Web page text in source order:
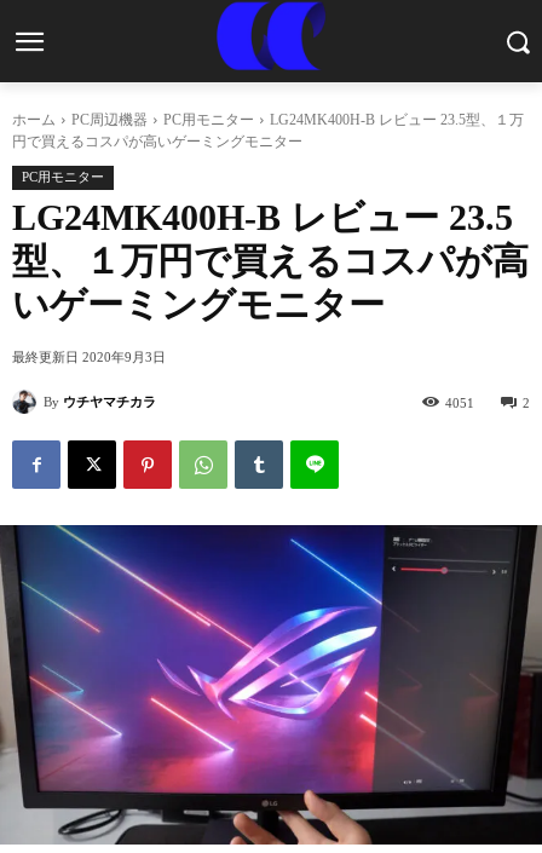
ホーム PC周辺機器 PC用モニター
LG24MK400H-B レビュー 23.5型、１万
円で買えるコスパが高いゲーミングモニター
PC用モニター
LG24MK400H-B レビュー 23.5
型、１万円で買えるコスパが高
いゲーミングモニター
最終更新日 2020年9月3日
By ウチヤマチカラ 2
4051